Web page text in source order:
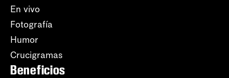
En vivo
Fotografía
Humor
Crucigramas
Beneficios